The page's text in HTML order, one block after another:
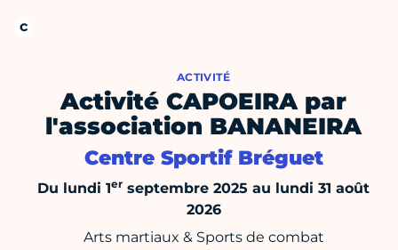
ACTIVITÉ
Activité CAPOEIRA par
l'association BANANEIRA
Centre Sportif Bréguet
Du lundi 1er septembre 2025 au lundi 31 août
2026
Arts martiaux & Sports de combat